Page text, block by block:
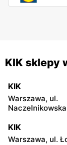
KIK sklepy
KIK
Warszawa, ul.
KIK
Warszawa, ul.